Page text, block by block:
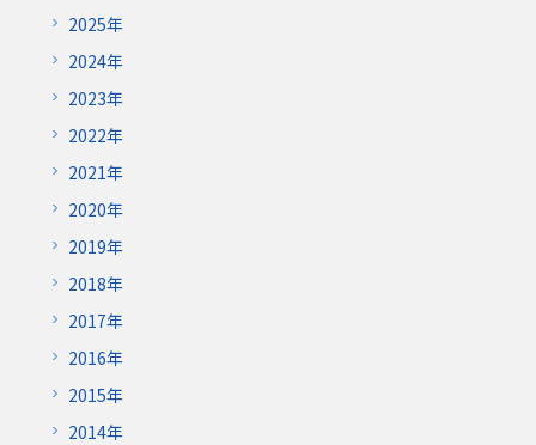
2025年
2024年
2023年
2022年
2021年
2020年
2019年
2018年
2017年
2016年
2015年
2014年